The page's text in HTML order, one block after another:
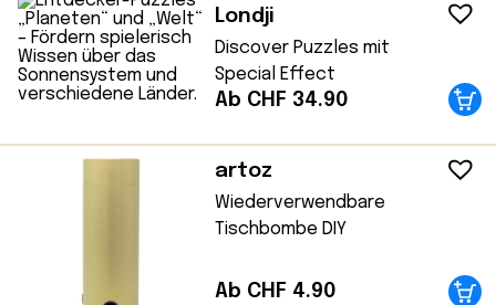
Londji
Discover Puzzles mit
Special Effect
Ab CHF 34.90
artoz
Wiederverwendbare
Tischbombe DIY
Ab CHF 4.90